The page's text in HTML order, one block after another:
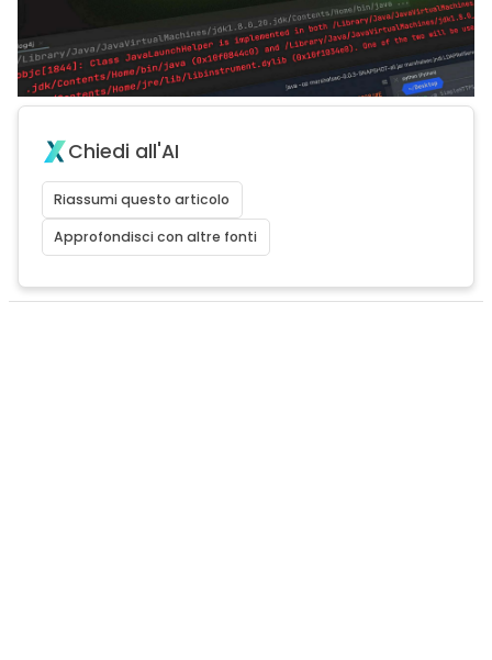
Chiedi all'AI
Riassumi questo articolo
Approfondisci con altre fonti